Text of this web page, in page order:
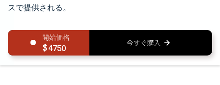
スで提供される。
4750